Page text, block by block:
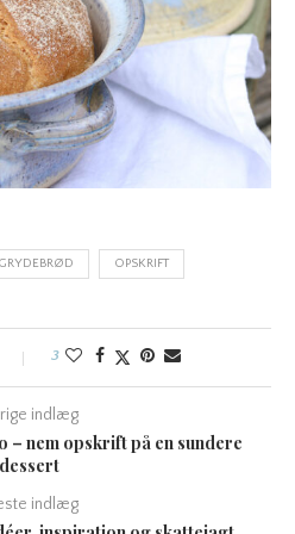
GRYDEBRØD OPSKRIFT
3
indlæg
– nem opskrift på en sundere
dessert
indlæg